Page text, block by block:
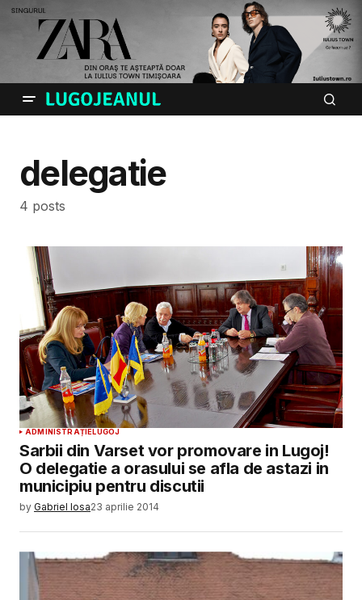
delegatie
4 posts
ADMINISTRAȚIELUGOJ
Sarbii din Varset vor promovare in Lugoj!
O delegatie a orasului se afla de astazi in
municipiu pentru discutii
by Gabriel Iosa23 aprilie 2014